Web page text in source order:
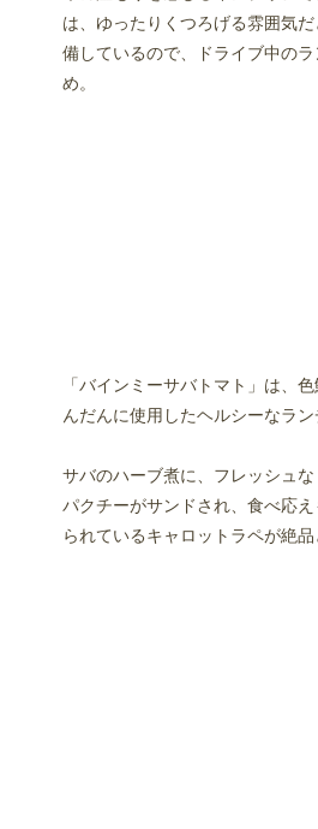
は、ゆったりくつろげる雰囲気
備しているので、ドライブ中の
め。
「バインミーサバトマト」は、
んだんに使用したヘルシーなラン
サバのハーブ煮に、フレッシュな
パクチーがサンドされ、食べ応
られているキャロットラペが絶品